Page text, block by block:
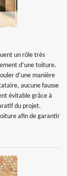
un rôle très
d’une toiture.
d’une manière
aucune fausse
évitable grâce à
du projet.
afin de garantir